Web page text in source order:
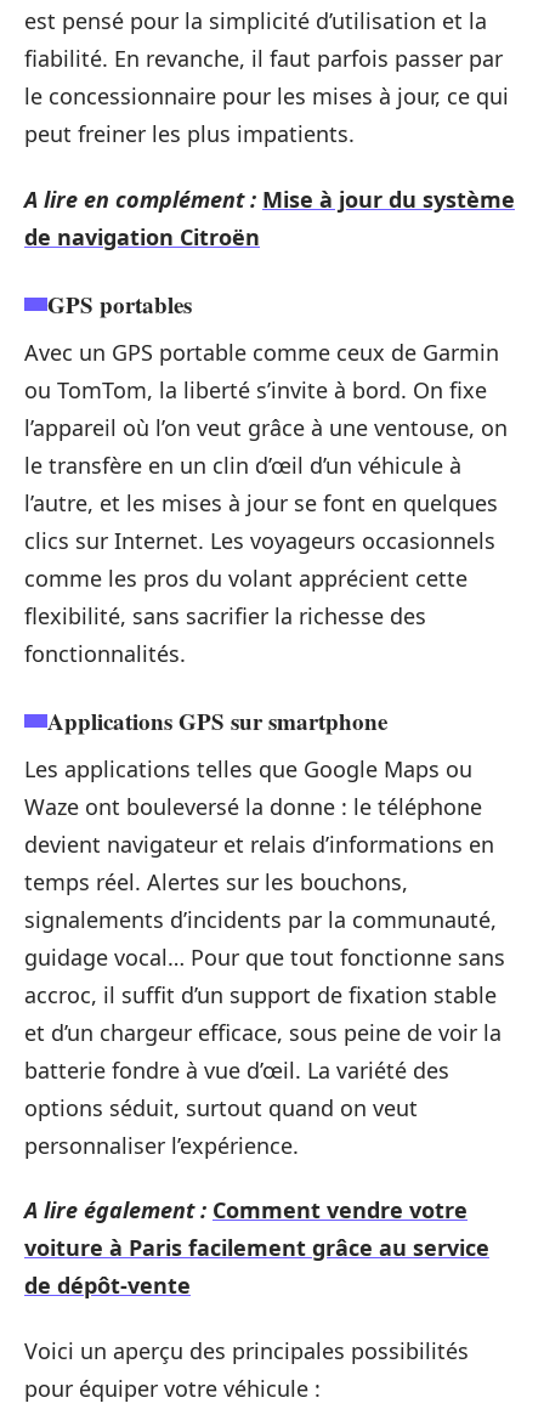
est pensé pour la simplicité d’utilisation et la
fiabilité. En revanche, il faut parfois passer par
le concessionnaire pour les mises à jour, ce qui
peut freiner les plus impatients.
A lire en complément : Mise à jour du système
de navigation Citroën
GPS portables
Avec un GPS portable comme ceux de Garmin
ou TomTom, la liberté s’invite à bord. On fixe
l’appareil où l’on veut grâce à une ventouse, on
le transfère en un clin d’œil d’un véhicule à
l’autre, et les mises à jour se font en quelques
clics sur Internet. Les voyageurs occasionnels
comme les pros du volant apprécient cette
flexibilité, sans sacrifier la richesse des
fonctionnalités.
Applications GPS sur smartphone
Les applications telles que Google Maps ou
Waze ont bouleversé la donne : le téléphone
devient navigateur et relais d’informations en
temps réel. Alertes sur les bouchons,
signalements d’incidents par la communauté,
guidage vocal… Pour que tout fonctionne sans
accroc, il suffit d’un support de fixation stable
et d’un chargeur efficace, sous peine de voir la
batterie fondre à vue d’œil. La variété des
options séduit, surtout quand on veut
personnaliser l’expérience.
A lire également : Comment vendre votre
voiture à Paris facilement grâce au service
de dépôt-vente
Voici un aperçu des principales possibilités
pour équiper votre véhicule :